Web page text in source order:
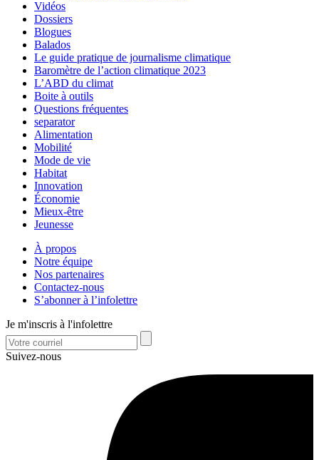
Vidéos
Dossiers
Blogues
Balados
Le guide pratique de journalisme climatique
Baromètre de l’action climatique 2023
L’ABD du climat
Boite à outils
Questions fréquentes
separator
Alimentation
Mobilité
Mode de vie
Habitat
Innovation
Économie
Mieux-être
Jeunesse
À propos
Notre équipe
Nos partenaires
Contactez-nous
S’abonner à l’infolettre
Je m'inscris à l'infolettre
Suivez-nous